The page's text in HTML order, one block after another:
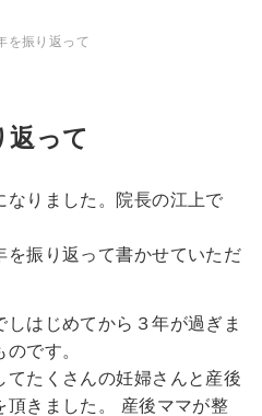
を振り返って
返って
なりました。院長の江上で
を振り返って書かせていただ
はじめてから３年が過ぎま
です。
てたくさんの妊婦さんと産後
きました。
産後ママが整